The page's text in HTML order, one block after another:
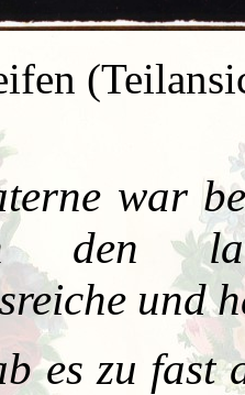
war
den
und
es zu fast